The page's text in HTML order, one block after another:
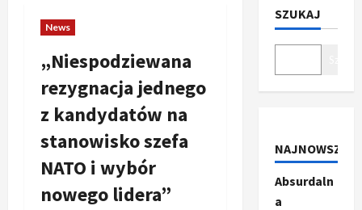
News
„Niespodziewana
rezygnacja jednego
z kandydatów na
stanowisko szefa
NATO i wybór
nowego lidera”
SZUKAJ
NAJNOWSZE
Absurdaln
a